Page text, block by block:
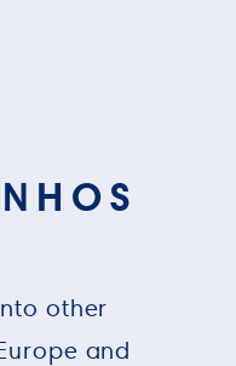
other
and